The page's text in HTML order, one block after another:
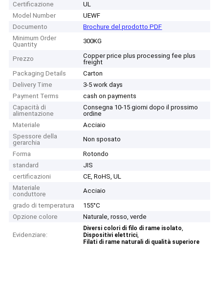
Certificazione
UL
Model Number
UEWF
Documento
Brochure del prodotto PDF
Minimum Order
Quantity
300KG
Prezzo
Copper price plus processing fee plus
freight
Packaging Details
Carton
Delivery Time
3-5 work days
Payment Terms
cash on payments
Capacità di
alimentazione
Consegna 10-15 giorni dopo il prossimo
ordine
Materiale
Acciaio
Spessore della
gerarchia
Non sposato
Forma
Rotondo
standard
JIS
certificazioni
CE, RoHS, UL
Materiale
conduttore
Acciaio
grado di temperatura
155°C
Opzione colore
Naturale, rosso, verde
Evidenziare:
Diversi colori di filo di rame isolato,
Dispositivi elettrici,
Filati di rame naturali di qualità superiore